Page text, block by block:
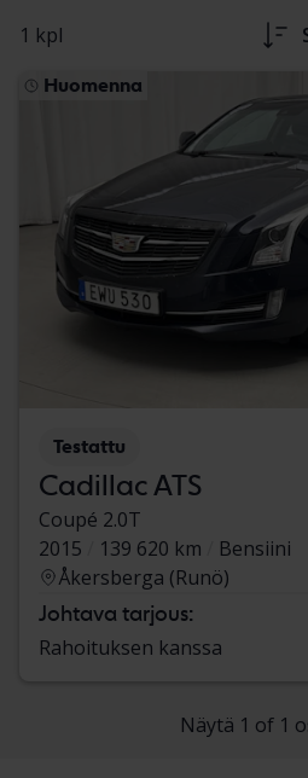
1 kpl
Huomenna
Testattu
Cadillac ATS
Coupé 2.0T
2015
139 620 km
Bensiini
Åkersberga (Runö)
Johtava tarjous:
Rahoituksen kanssa
Näytä 1 of 1